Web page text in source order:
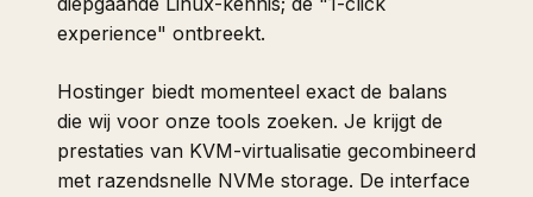
experience" ontbreekt.
Hostinger biedt momenteel exact de balans
die wij voor onze tools zoeken. Je krijgt de
prestaties van KVM-virtualisatie gecombineerd
met razendsnelle NVMe storage. De interface